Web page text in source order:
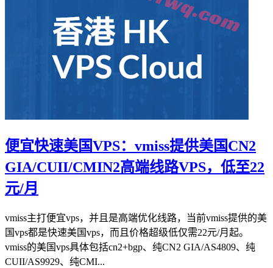
便宜快速美国VPS：vmiss提供美国CN2
GIA/CUII/CMIN2高端线路VPS，低至22
元/月
vmiss主打便宜vps，并且是高端优化线路，当前vmiss提供的美
国vps都是快速美国vps，而且价格超级低仅需22元/月起。
vmiss的美国vps具体包括cn2+bgp、纯CN2 GIA/AS4809、纯
CUII/AS9929、纯CMI...